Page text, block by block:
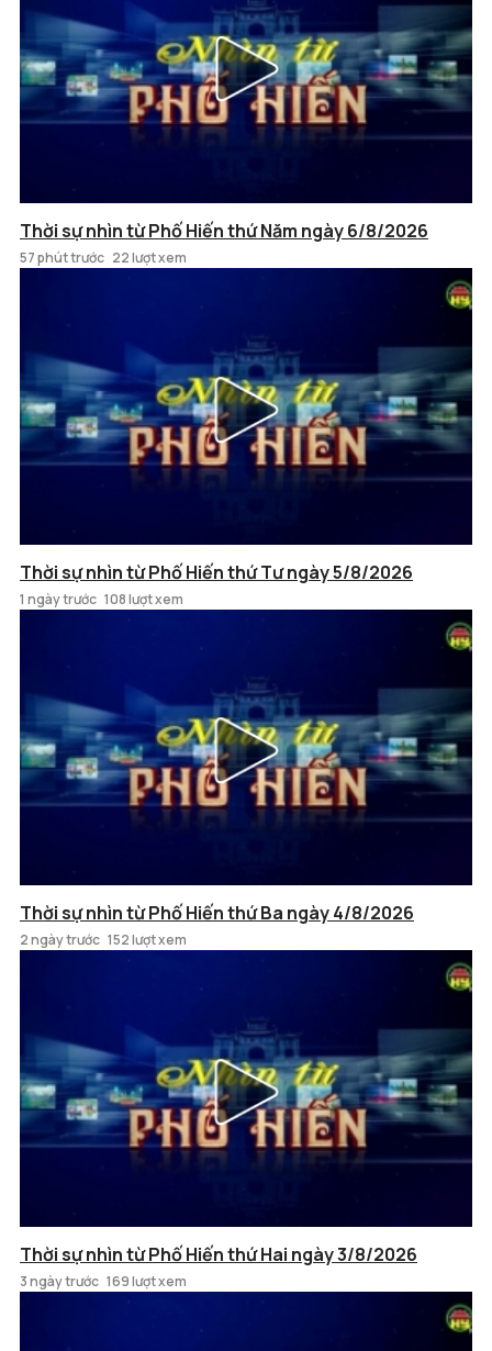
Thời sự nhìn từ Phố Hiến thứ Năm ngày 6/8/2026
57 phút trước 22 lượt xem
Thời sự nhìn từ Phố Hiến thứ Tư ngày 5/8/2026
1 ngày trước 108 lượt xem
Thời sự nhìn từ Phố Hiến thứ Ba ngày 4/8/2026
2 ngày trước 152 lượt xem
Thời sự nhìn từ Phố Hiến thứ Hai ngày 3/8/2026
3 ngày trước 169 lượt xem